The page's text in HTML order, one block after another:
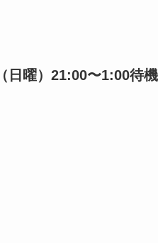
日曜）21:00〜1:00待機